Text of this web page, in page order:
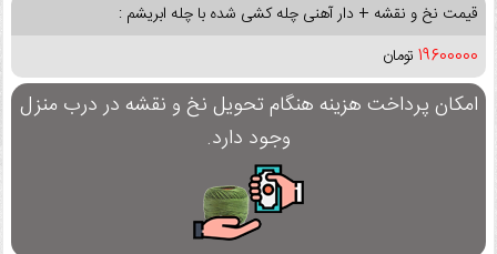
قیمت نخ و نقشه + دار آهنی چله کشی شده با چله ابریشم :
19600000 تومان
امکان پرداخت هزینه هنگام تحویل نخ و نقشه در درب منزل
وجود دارد.